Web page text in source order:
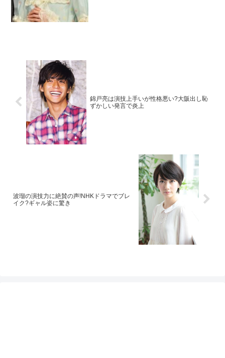
錦戸亮は演技上手いが性格悪い?大阪出し恥
ずかしい発言で炎上
波瑠の演技力に絶賛の声!NHKドラマでブレ
イク?ギャル姿に驚き